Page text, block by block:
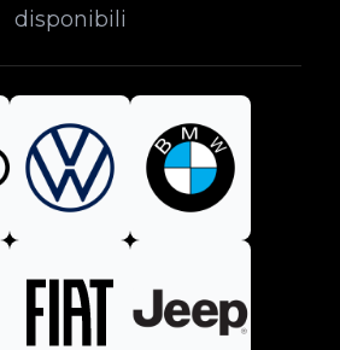
disponibili